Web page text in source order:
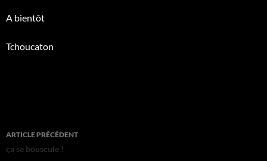
A bientôt
Tchoucaton
Navigation
des
ARTICLE PRÉCÉDENT
ça se bouscule !